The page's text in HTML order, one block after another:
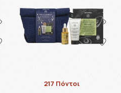
217 Πόντοι